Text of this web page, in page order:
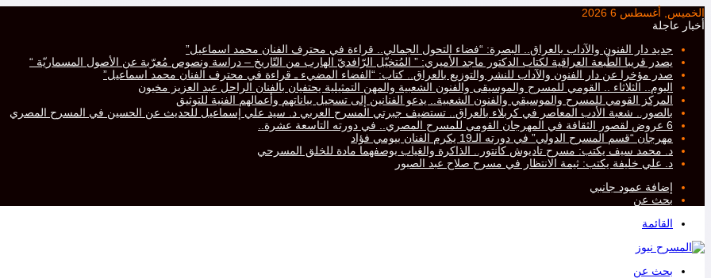
الخميس, أغسطس 6 2026
أخبار عاجلة
جديد دار الفنون والآداب بالعراق.. البصرة: “فضاء التحول الجمالي.. قراءة في محترف الفنان محمد اسماعيل”
يصدر قريبا الطّبعة العراقية لكتاب الدكتور ماجد الأميري: ” المُتخيّل الرّافديّ الهارب من التّاريخ – دراسة ونصوص مُعرّبة عن الأصول المسماريّة “
صدر مؤخرا عن دار الفنون والآداب للنشر والتوزيع بالعراق.. كتاب: “الفضاء المضيء ـ قراءة في محترف الفنان محمد اسماعيل”
اليوم.. الثلاثاء .. القومي للمسرح والموسيقى والفنون الشعبية والمهن التمثيلية يحتفيان بالفنان الراحل عبد العزيز مخيون
المركز القومي للمسرح والموسيقي والفنون الشعبية.. يدعو الفنانين إلى تسجيل بياناتهم وأعمالهم الفنية للتوثيق
بالصور.. شعبة الأدب المعاصر في كربلاء بالعراق.. تستضيف جبرتي المسرح العربي د. سيد علي إسماعيل للحديث عن الحسين في المسرح المصري
6 عروض لقصور الثقافة في المهرجان القومي للمسرح المصري.. في دورته التاسعة عشرة..
مهرجان “قسم المسرح الدولي” في دورته الـ19 يكرم الفنان بيومي فؤاد
د. محمد سيف يكتب: مسرح تاديوش كانتور.. الذاكرة والغياب بوصفهما مادة للخلق المسرحي
د. علي خليفة يكتب: ثيمة الانتظار في مسرح صلاح عبد الصبور
إضافة عمود جانبي
بحث عن
القائمة
بحث عن